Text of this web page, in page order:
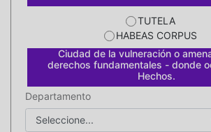
TUTELA
HABEAS CORPUS
Ciudad de la vulneración o
derechos fundamentales - donde
Hechos.
Departamento